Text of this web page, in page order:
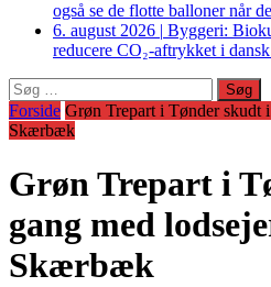
også se de flotte balloner når
6. august 2026 | Byggeri:
reducere CO₂-aftrykket i
Søg
efter:
Forside Grøn Trepart i Tønder skudt
Skærbæk
Grøn Trepart i
gang med
Skærbæk